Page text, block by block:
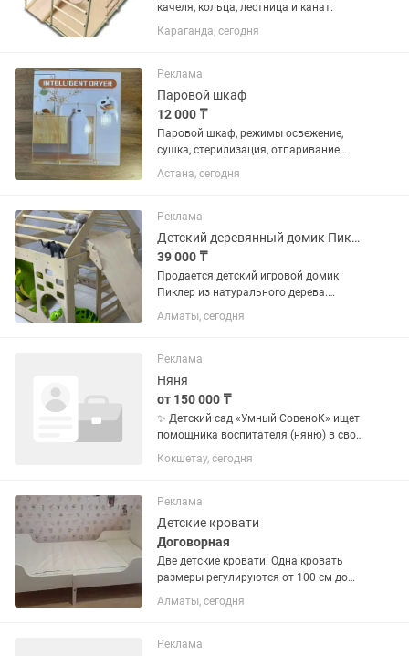
качеля, кольца, лестница и канат.
Караганда, сегодня
Реклама
Паровой шкаф
12 000 ₸
Паровой шкаф, режимы освежение,
сушка, стерилизация, отпаривание
любых вещей, постельного белья,
детской, взрослой одежды
Астана, сегодня
Реклама
Детский деревянный домик Пиклера
39 000 ₸
Продается детский игровой домик
Пиклер из натурального дерева.
Отличный вариант для активных игр
дома и физического развития ребенка.
несколько функций: лазалка, мини...
Алматы, сегодня
Реклама
Няня
от 150 000 ₸
✨ Детский сад «Умный СовеноК» ищет
помощника воспитателя (няню) в свою
дружную команду! Обязанности:
помощь воспитателю в работе с
поддержание порядка и уюта в...
Кокшетау, сегодня
Реклама
Детские кровати
Договорная
Две детские кровати. Одна кровать
размеры регулируются от 100 см до
190 см в длинную. Вторая кровать 160
см в длинную. См фото. Цена
Алматы, сегодня
Реклама